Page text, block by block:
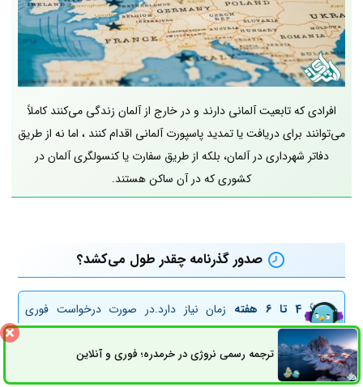
افرادی که تابعیت آلمانی دارند و در خارج از آلمان زندگی می‌کنند کاملاً
می‌توانند برای دریافت یا تمدید پاسپورت آلمانی اقدام کنند ، اما نه از طریق
دفاتر شهرداری در آلمان، بلکه از طریق سفارت یا کنسولگری آلمان در
کشوری که در آن ساکن هستند.
صدور گذرنامه چقدر طول می‌کشد؟
معمولاً4 تا 6 هفته
زمان نیاز دارد.در صورت درخواست فوری
(Expresspass): معمولاً
3 تا 4 روز کاری .
ترجمه رسمی نروژی در خرمدره؛ فوری و آنلاینثبت سفارش راه های ارتباطی